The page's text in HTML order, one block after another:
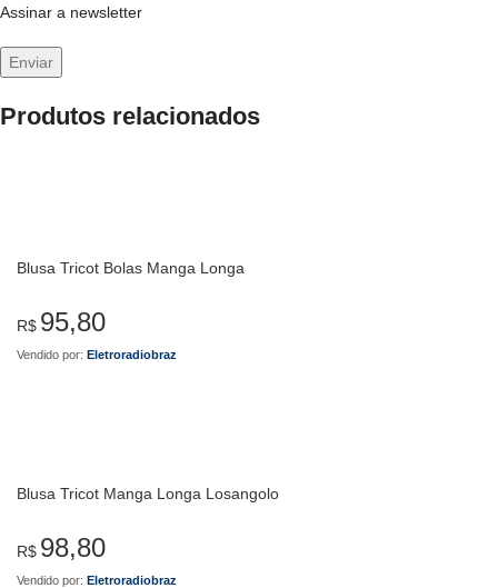
Assinar a newsletter
Produtos relacionados
Blusa Tricot Bolas Manga Longa
R$ 95,80
Vendido por: Eletroradiobraz
Blusa Tricot Manga Longa Losangolo
R$ 98,80
Vendido por: Eletroradiobraz